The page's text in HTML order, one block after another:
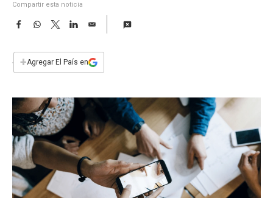
Compartir esta noticia
F
e
b
k
W
s
p
T
w
t
L
n
E
i
l
+Agregar El País en